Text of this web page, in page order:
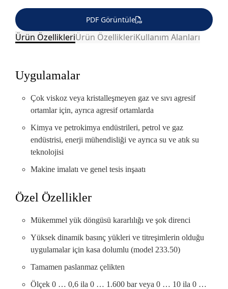
Ürün ÖzellikleriÜrün ÖzellikleriKullanım Alanları
PDF Görüntüle
Uygulamalar
Çok viskoz veya kristalleşmeyen gaz ve sıvı agresif
ortamlar için, ayrıca agresif ortamlarda
Kimya ve petrokimya endüstrileri, petrol ve gaz
endüstrisi, enerji mühendisliği ve ayrıca su ve atık su
teknolojisi
Makine imalatı ve genel tesis inşaatı
Özel Özellikler
Mükemmel yük döngüsü kararlılığı ve şok direnci
Yüksek dinamik basınç yükleri ve titreşimlerin olduğu
uygulamalar için kasa dolumlu (model 233.50)
Tamamen paslanmaz çelikten
Ölçek 0 … 0,6 ila 0 … 1.600 bar veya 0 … 10 ila 0 …
MAKİNA SANAYİ PLASTİK SANAYİ